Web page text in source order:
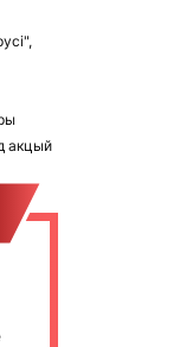
акцый